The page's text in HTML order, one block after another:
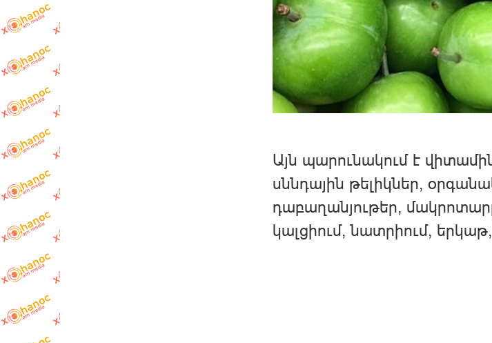
Այն պարունակում է
սննդային թելիկներ,
դաբաղանյութեր,
կալցիում, նատրիում,